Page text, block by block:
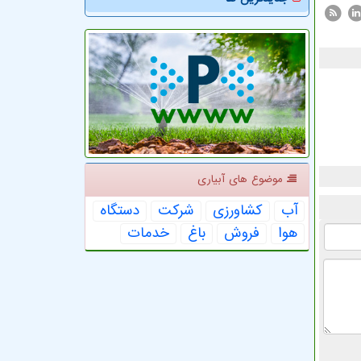
موضوع های آبیاری
آب كشاورزی شركت
دستگاه
هوا
فروش باغ خدمات